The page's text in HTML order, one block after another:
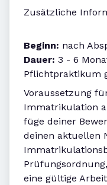
Zusätzliche
Beginn: nach
Dauer: 3 - 6
Pflichtpraktikum
Voraussetzung
Immatrikulation
füge deiner
deinen aktuellen
eine gültige